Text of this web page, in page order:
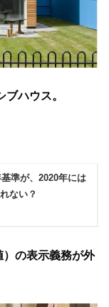
ハウス。
基準が、2020年には
ない？
の表示義務が外